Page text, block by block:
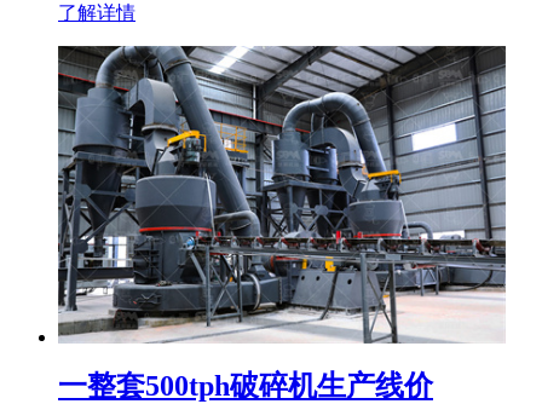
了解详情
一整套500tph破碎机生产线价